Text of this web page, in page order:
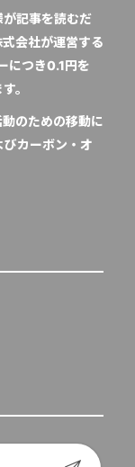
記事を読むだ
会社が運営する
につき0.1円を
。
のための移動に
カーボン・オ